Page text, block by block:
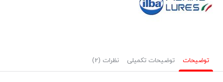
ایلبا
ilba
توضیحات توضیحات تکمیلی نظرات (2)